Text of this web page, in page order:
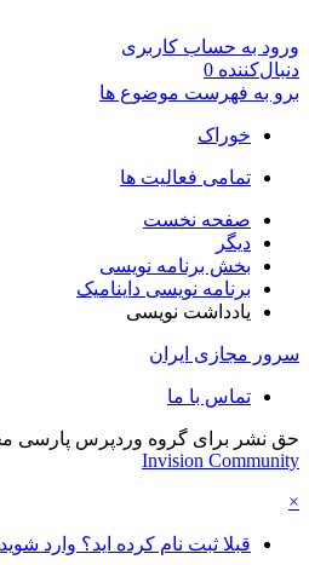
ورود به حساب کاربری
دنبال‌کننده 0
برو به فهرست موضوع ها
خوراک
تمامی فعالیت ها
صفحه نخست
دیگر
بخش برنامه نویسی
برنامه نویسی داینامیک
یادداشت نویسی
سرور مجازی ایران
تماس با ما
حق نشر برای گروه وردپرس پارسی
Invision Community
×
قبلا ثبت نام کرده اید؟ وارد شوید